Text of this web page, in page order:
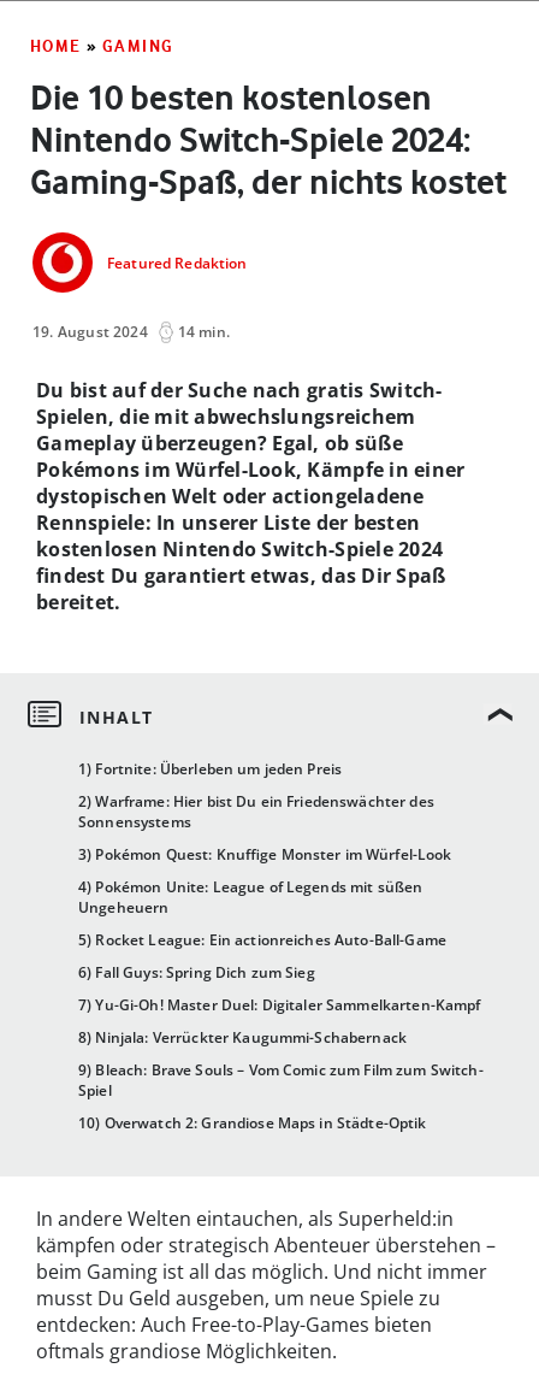
HOME » GAMING
Die 10 besten kostenlosen
Nintendo Switch-Spiele 2024:
Gaming-Spaß, der nichts kostet
Featured Redaktion
19. August 2024 14 min.
1) Fortnite: Überleben um jeden Preis
2) Warframe: Hier bist Du ein Friedenswächter des
Sonnensystems
3) Pokémon Quest: Knuffige Monster im Würfel-Look
4) Pokémon Unite: League of Legends mit süßen
Ungeheuern
5) Rocket League: Ein actionreiches Auto-Ball-Game
6) Fall Guys: Spring Dich zum Sieg
7) Yu-Gi-Oh! Master Duel: Digitaler Sammelkarten-Kampf
8) Ninjala: Verrückter Kaugummi-Schabernack
9) Bleach: Brave Souls – Vom Comic zum Film zum Switch-
Spiel
10) Overwatch 2: Grandiose Maps in Städte-Optik
Du bist auf der Suche nach gratis Switch-
Spielen, die mit abwechslungsreichem
Gameplay überzeugen? Egal, ob süße
Pokémons im Würfel-Look, Kämpfe in einer
dystopischen Welt oder actiongeladene
Rennspiele: In unserer Liste der besten
kostenlosen Nintendo Switch-Spiele 2024
findest Du garantiert etwas, das Dir Spaß
bereitet.
In andere Welten eintauchen, als Superheld:in
kämpfen oder strategisch Abenteuer überstehen –
beim Gaming ist all das möglich. Und nicht immer
musst Du Geld ausgeben, um neue Spiele zu
entdecken: Auch Free-to-Play-Games bieten
oftmals grandiose Möglichkeiten.